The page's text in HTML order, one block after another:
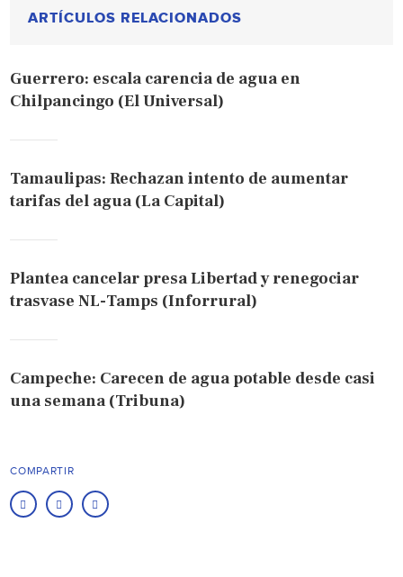
ARTÍCULOS RELACIONADOS
Guerrero: escala carencia de agua en
Chilpancingo (El Universal)
Tamaulipas: Rechazan intento de aumentar
tarifas del agua (La Capital)
Plantea cancelar presa Libertad y renegociar
trasvase NL-Tamps (Inforrural)
Campeche: Carecen de agua potable desde casi
una semana (Tribuna)
COMPARTIR